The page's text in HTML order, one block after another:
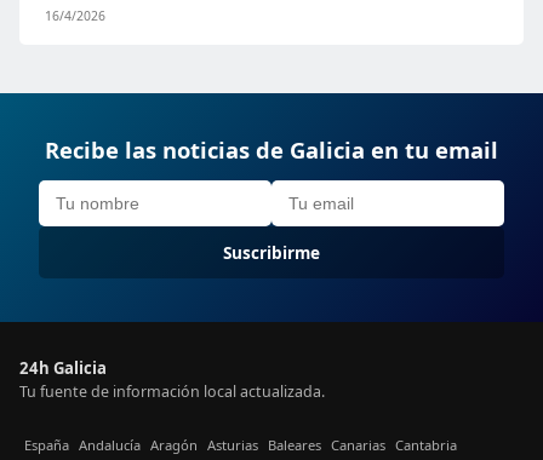
16/4/2026
Recibe las noticias de Galicia en tu email
Suscribirme
24h Galicia
Tu fuente de información local actualizada.
España Andalucía Aragón Asturias Baleares Canarias Cantabria